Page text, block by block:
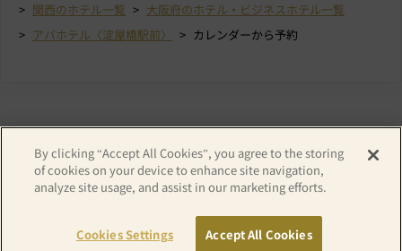
関西のホテル一覧
大阪府のホテル・ビジネスホテル一覧
アパホテル〈淀屋橋駅前〉
カレンダーから予約
Copyright© APA GROUP, ALL RIGHTS RESERVED.
By clicking “Accept All Cookies”, you agree to the storing
of cookies on your device to enhance site navigation,
analyze site usage, and assist in our marketing efforts.
Cookies Settings Accept All Cookies